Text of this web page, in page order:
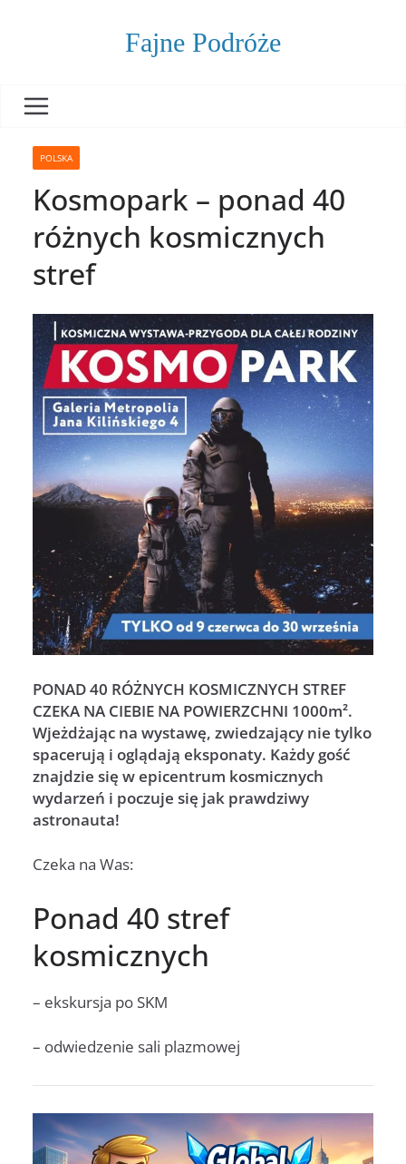
Fajne Podróże
POLSKA
Kosmopark – ponad 40
różnych kosmicznych
stref
PONAD 40 RÓŻNYCH KOSMICZNYCH STREF
CZEKA NA CIEBIE NA POWIERZCHNI 1000m².
Wjeżdżając na wystawę, zwiedzający nie tylko
spacerują i oglądają eksponaty. Każdy gość
znajdzie się w epicentrum kosmicznych
wydarzeń i poczuje się jak prawdziwy
astronauta!
Czeka na Was:
Ponad 40 stref
kosmicznych
– ekskursja po SKM
– odwiedzenie sali plazmowej